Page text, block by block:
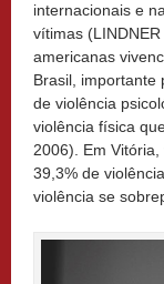
internacionais e
vítimas (LINDNER
americanas
Brasil, importante
de violência
violência física
2006). Em
39,3% de
violência se